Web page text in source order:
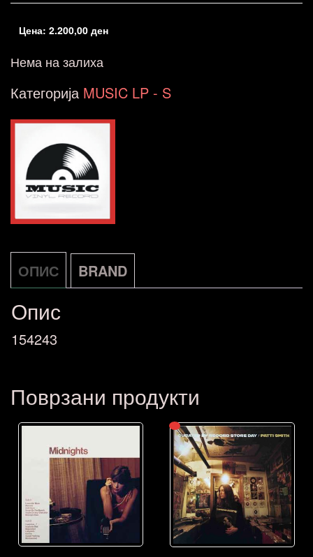
Цена: 2.200,00 ден
Нема на залиха
Категорија MUSIC LP - S
ОПИС BRAND
Опис
154243
Поврзани продукти